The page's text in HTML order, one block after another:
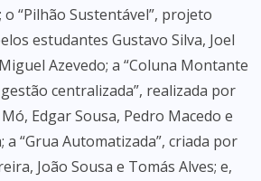
o “Pilhão Sustentável”, projeto
estudantes Gustavo Silva, Joel
Azevedo; a “Coluna Montante
gestão centralizada”, realizada por
Edgar Sousa, Pedro Macedo e
a “Grua Automatizada”, criada por
João Sousa e Tomás Alves; e,